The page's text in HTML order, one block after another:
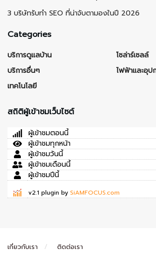
3 บริษัทรับทำ SEO ที่น่าจับตามองในปี 2026
Categories
บริการดูแลบ้าน
บริการอื่นๆ
เทคโนโลยี
โซล่าร์เซลล์
ไฟฟ้าและอุ
สถิติผู้เข้าชมเว็บไซต์
ผู้เข้าชมตอนนี้
ผู้เข้าชมทุกหน้า
ผู้เข้าชมวันนี้
ผู้เข้าชมเดือนนี้
ผู้เข้าชมปีนี้
v2.1 plugin by SiAMFOCUS.com
เกี่ยวกับเรา ติดต่อเรา